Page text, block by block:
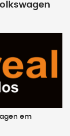
em